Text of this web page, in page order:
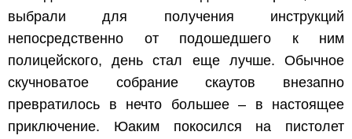
выбрали для получения инструкций
непосредственно от подошедшего к ним
полицейского, день стал еще лучше. Обычное
скучноватое собрание скаутов внезапно
превратилось в нечто большее – в настоящее
приключение. Юаким покосился на пистолет